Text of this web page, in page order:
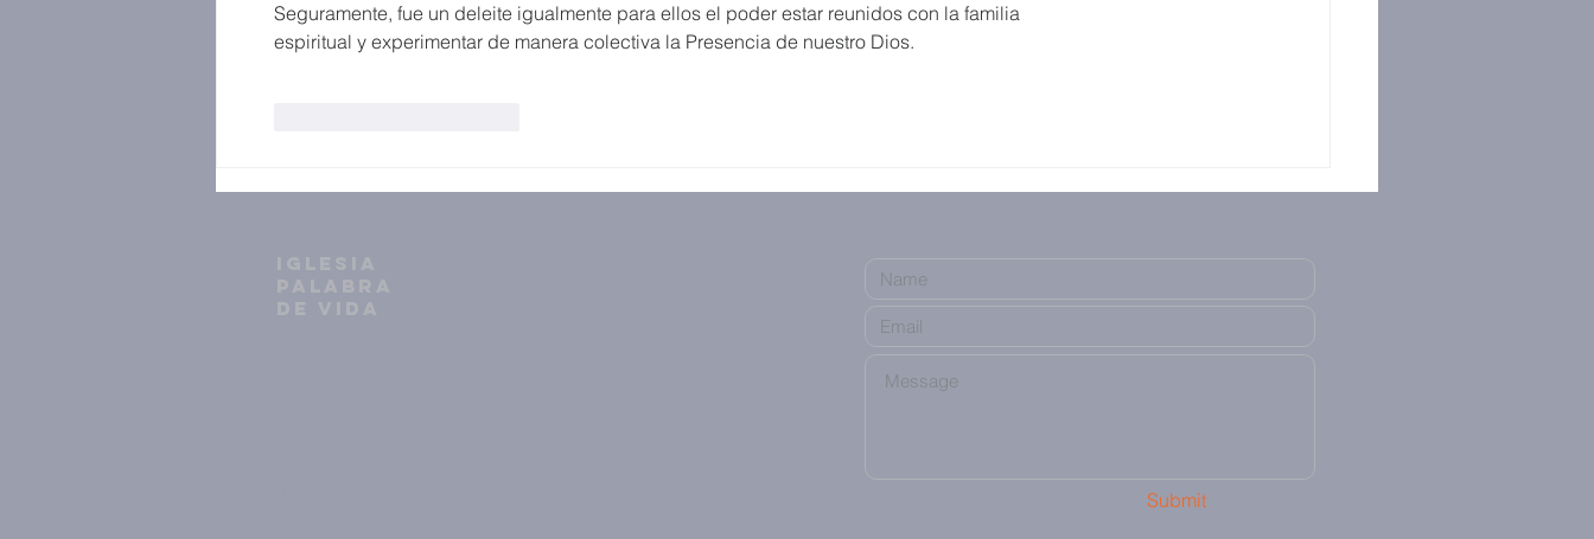
Seguramente, fue un deleite igualmente para ellos el poder estar reunidos con la familia
espiritual y experimentar de manera colectiva la Presencia de nuestro Dios.
Submit